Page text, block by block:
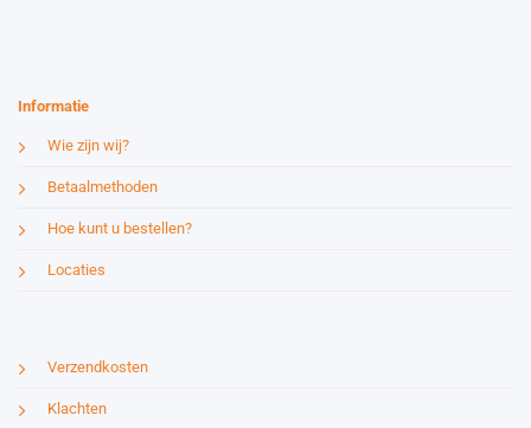
Informatie
Wie zijn wij?
Betaalmethoden
Hoe kunt u bestellen?
Locaties
Verzendkosten
Klachten